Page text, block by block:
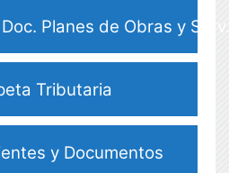
Planes de Obras y Serv.
Tributaria
y Documentos